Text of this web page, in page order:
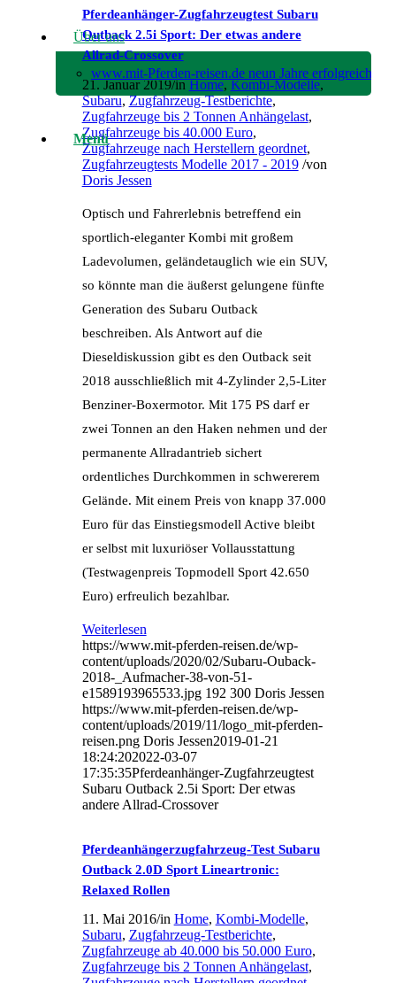
Über uns
www.mit-Pferden-reisen.de neun Jahre erfolgreich!
Menü
Pferdeanhänger-Zugfahrzeugtest Subaru
Outback 2.5i Sport: Der etwas andere
Allrad-Crossover
21. Januar 2019/inHome,Kombi-Modelle,
Subaru,Zugfahrzeug-Testberichte,
Zugfahrzeuge bis 2 Tonnen Anhängelast,
Zugfahrzeuge bis 40.000 Euro,
Zugfahrzeuge nach Herstellern geordnet,
Zugfahrzeugtests Modelle 2017 - 2019 /von
Doris Jessen
Optisch und Fahrerlebnis betreffend ein
sportlich-eleganter Kombi mit großem
Ladevolumen, geländetauglich wie ein SUV,
so könnte man die äußerst gelungene fünfte
Generation des Subaru Outback
beschreiben. Als Antwort auf die
Dieseldiskussion gibt es den Outback seit
2018 ausschließlich mit 4-Zylinder 2,5-Liter
Benziner-Boxermotor. Mit 175 PS darf er
zwei Tonnen an den Haken nehmen und der
permanente Allradantrieb sichert
ordentliches Durchkommen in schwererem
Gelände. Mit einem Preis von knapp 37.000
Euro für das Einstiegsmodell Active bleibt
er selbst mit luxuriöser Vollausstattung
(Testwagenpreis Topmodell Sport 42.650
Euro) erfreulich bezahlbar.
Weiterlesen
https://www.mit-pferden-reisen.de/wp-
content/uploads/2020/02/Subaru-Ouback-
2018-_Aufmacher-38-von-51-
e1589193965533.jpg 192 300 Doris Jessen
https://www.mit-pferden-reisen.de/wp-
content/uploads/2019/11/logo_mit-pferden-
reisen.png Doris Jessen2019-01-21
18:24:202022-03-07
17:35:35Pferdeanhänger-Zugfahrzeugtest
Subaru Outback 2.5i Sport: Der etwas
andere Allrad-Crossover
Pferdeanhängerzugfahrzeug-Test Subaru
Outback 2.0D Sport Lineartronic:
Relaxed Rollen
11. Mai 2016/in Home, Kombi-Modelle,
Subaru, Zugfahrzeug-Testberichte,
Zugfahrzeuge ab 40.000 bis 50.000 Euro,
Zugfahrzeuge bis 2 Tonnen Anhängelast,